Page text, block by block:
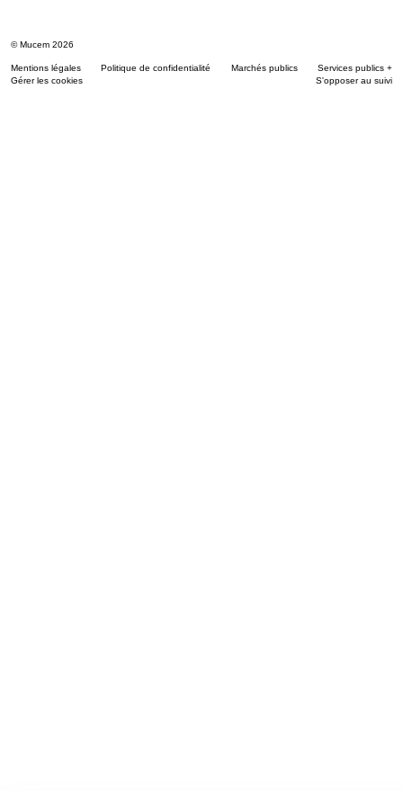
© Mucem 2026
Mentions légales Politique de confidentialité Marchés publics
Services publics +
Gérer les cookies
S'opposer au suivi